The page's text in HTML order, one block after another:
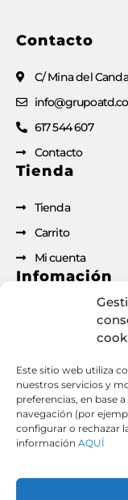
Este sitio web utiliza
nuestros servicios y
preferencias, en base
navegación (por
configurar o rechazar
información AQUÍ
Contacto
C/ Mina del
617 544 607
Contacto
Tienda
Tienda
Carrito
Mi cuenta
Infomación
Política de
Política de cookies
Condiciones de
Documento de
contrato o